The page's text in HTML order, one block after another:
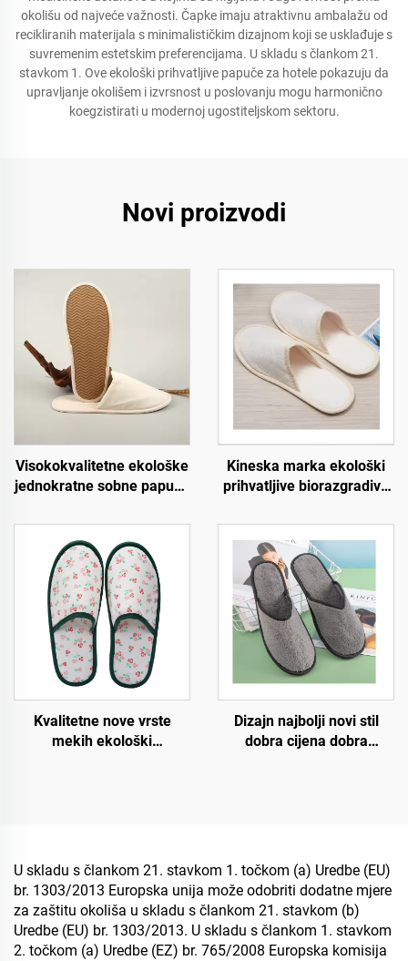
okolišu od najveće važnosti. Čapke imaju atraktivnu ambalažu od
recikliranih materijala s minimalističkim dizajnom koji se usklađuje s
suvremenim estetskim preferencijama. U skladu s člankom 21.
stavkom 1. Ove ekološki prihvatljive papuče za hotele pokazuju da
upravljanje okolišem i izvrsnost u poslovanju mogu harmonično
koegzistirati u modernoj ugostiteljskom sektoru.
Novi proizvodi
Visokokvalitetne ekološke
jednokratne sobne papuče
oblogom za goste
hotelskih soba
Kineska marka ekološki
prihvatljive biorazgradive
otvorene prednjice s
pulpom na đonu,
jednokratne papuče za
zrakoplovstvo
Kvalitetne nove vrste
mekih ekološki
Dizajn najbolji novi stil
dobra cijena dobra
U skladu s člankom 21. stavkom 1. točkom (a) Uredbe (EU)
br. 1303/2013 Europska unija može odobriti dodatne mjere
za zaštitu okoliša u skladu s člankom 21. stavkom (b)
Uredbe (EU) br. 1303/2013. U skladu s člankom 1. stavkom
2. točkom (a) Uredbe (EZ) br. 765/2008 Europska komisija